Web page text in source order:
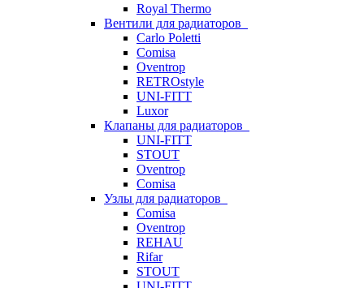
Royal Thermo
Вентили для радиаторов
Carlo Poletti
Comisa
Oventrop
RETROstyle
UNI-FITT
Luxor
Клапаны для радиаторов
UNI-FITT
STOUT
Oventrop
Comisa
Узлы для радиаторов
Comisa
Oventrop
REHAU
Rifar
STOUT